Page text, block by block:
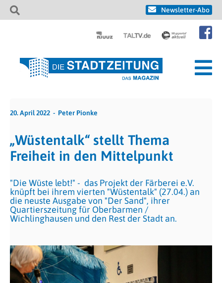
Newsletter-Abo
20. April 2022 Peter Pionke
„Wüstentalk“ stellt Thema
Freiheit in den Mittelpunkt
"Die Wüste lebt!" - das Projekt der Färberei e.V.
knüpft bei ihrem vierten "Wüstentalk" (27.04.) an
die neuste Ausgabe von "Der Sand", ihrer
Quartierszeitung für Oberbarmen /
Wichlinghausen und den Rest der Stadt an.